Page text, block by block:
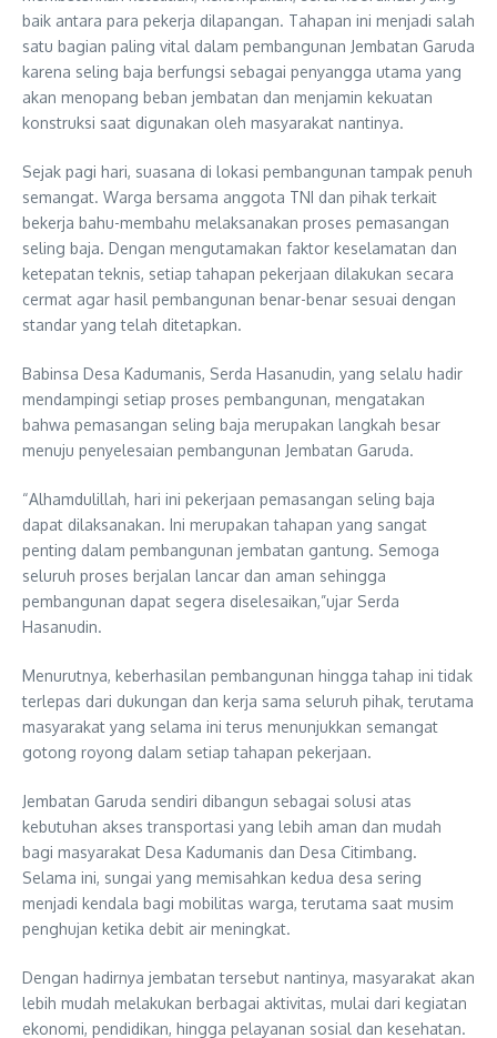
baik antara para pekerja dilapangan. Tahapan ini menjadi salah
satu bagian paling vital dalam pembangunan Jembatan Garuda
karena seling baja berfungsi sebagai penyangga utama yang
akan menopang beban jembatan dan menjamin kekuatan
konstruksi saat digunakan oleh masyarakat nantinya.
Sejak pagi hari, suasana di lokasi pembangunan tampak penuh
semangat. Warga bersama anggota TNI dan pihak terkait
bekerja bahu-membahu melaksanakan proses pemasangan
seling baja. Dengan mengutamakan faktor keselamatan dan
ketepatan teknis, setiap tahapan pekerjaan dilakukan secara
cermat agar hasil pembangunan benar-benar sesuai dengan
standar yang telah ditetapkan.
Babinsa Desa Kadumanis, Serda Hasanudin, yang selalu hadir
mendampingi setiap proses pembangunan, mengatakan
bahwa pemasangan seling baja merupakan langkah besar
menuju penyelesaian pembangunan Jembatan Garuda.
“Alhamdulillah, hari ini pekerjaan pemasangan seling baja
dapat dilaksanakan. Ini merupakan tahapan yang sangat
penting dalam pembangunan jembatan gantung. Semoga
seluruh proses berjalan lancar dan aman sehingga
pembangunan dapat segera diselesaikan,”ujar Serda
Hasanudin.
Menurutnya, keberhasilan pembangunan hingga tahap ini tidak
terlepas dari dukungan dan kerja sama seluruh pihak, terutama
masyarakat yang selama ini terus menunjukkan semangat
gotong royong dalam setiap tahapan pekerjaan.
Jembatan Garuda sendiri dibangun sebagai solusi atas
kebutuhan akses transportasi yang lebih aman dan mudah
bagi masyarakat Desa Kadumanis dan Desa Citimbang.
Selama ini, sungai yang memisahkan kedua desa sering
menjadi kendala bagi mobilitas warga, terutama saat musim
penghujan ketika debit air meningkat.
Dengan hadirnya jembatan tersebut nantinya, masyarakat akan
lebih mudah melakukan berbagai aktivitas, mulai dari kegiatan
ekonomi, pendidikan, hingga pelayanan sosial dan kesehatan.